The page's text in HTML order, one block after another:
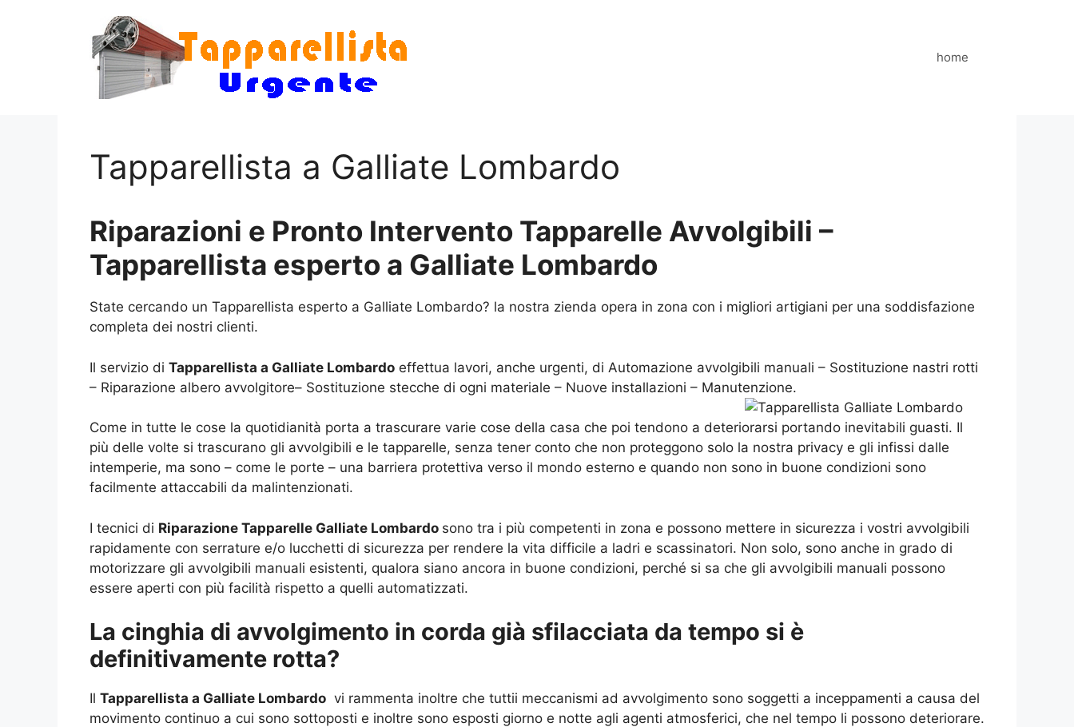
home
Tapparellista a Galliate Lombardo
Riparazioni e Pronto Intervento Tapparelle Avvolgibili –
Tapparellista esperto a Galliate Lombardo
State cercando un Tapparellista esperto a Galliate Lombardo? la nostra zienda opera in zona con i migliori artigiani per una soddisfazione
completa dei nostri clienti.
Il servizio di Tapparellista a Galliate Lombardo effettua lavori, anche urgenti, di Automazione avvolgibili manuali – Sostituzione nastri rotti
– Riparazione albero avvolgitore– Sostituzione stecche di ogni materiale – Nuove installazioni – Manutenzione.
Come in tutte le cose la quotidianità porta a trascurare varie cose della casa che poi tendono a deteriorarsi portando inevitabili guasti. Il
più delle volte si trascurano gli avvolgibili e le tapparelle, senza tener conto che non proteggono solo la nostra privacy e gli infissi dalle
intemperie, ma sono – come le porte – una barriera protettiva verso il mondo esterno e quando non sono in buone condizioni sono
facilmente attaccabili da malintenzionati.
I tecnici di Riparazione Tapparelle Galliate Lombardo sono tra i più competenti in zona e possono mettere in sicurezza i vostri avvolgibili
rapidamente con serrature e/o lucchetti di sicurezza per rendere la vita difficile a ladri e scassinatori. Non solo, sono anche in grado di
motorizzare gli avvolgibili manuali esistenti, qualora siano ancora in buone condizioni, perché si sa che gli avvolgibili manuali possono
essere aperti con più facilità rispetto a quelli automatizzati.
La cinghia di avvolgimento in corda già sfilacciata da tempo si è
definitivamente rotta?
Il Tapparellista a Galliate Lombardo vi rammenta inoltre che tuttii meccanismi ad avvolgimento sono soggetti a inceppamenti a causa del
movimento continuo a cui sono sottoposti e inoltre sono esposti giorno e notte agli agenti atmosferici, che nel tempo li possono deteriorare.